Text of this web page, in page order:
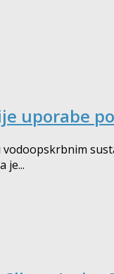
uporabe
je...